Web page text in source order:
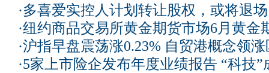
·多喜爱实控人计划转让股权，或将退场
·纽约商品交易所黄金期货市场6月黄金
·沪指早盘震荡涨0.23% 自贸港概念领
·5家上市险企发布年度业绩报告 “科技”